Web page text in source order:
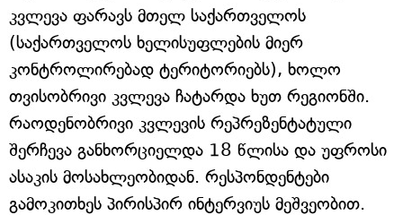
კვლევა ფარავს მთელ საქართველოს
(საქართველოს ხელისუფლების მიერ
კონტროლირებად ტერიტორიებს), ხოლო
თვისობრივი კვლევა ჩატარდა ხუთ რეგიონში.
რაოდენობრივი კვლევის რეპრეზენტატული
შერჩევა განხორციელდა 18 წლისა და უფროსი
ასაკის მოსახლეობიდან. რესპონდენტები
გამოკითხეს პირისპირ ინტერვიუს მეშვეობით.